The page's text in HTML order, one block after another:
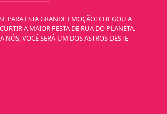
PARA ESTA GRANDE EMOÇÃO! CHEGOU A
A MAIOR FESTA DE RUA DO PLANETA.
NÓS, VOCÊ SERÁ UM DOS ASTROS DESTE